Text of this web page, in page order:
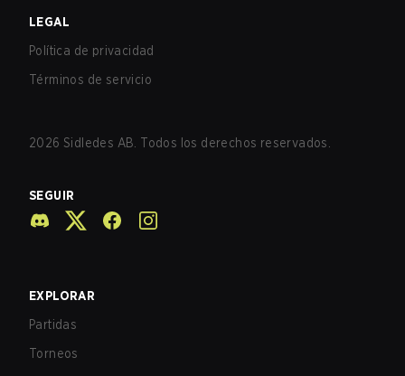
LEGAL
Política de privacidad
Términos de servicio
2026 Sidledes AB. Todos los derechos reservados.
SEGUIR
EXPLORAR
Partidas
Torneos